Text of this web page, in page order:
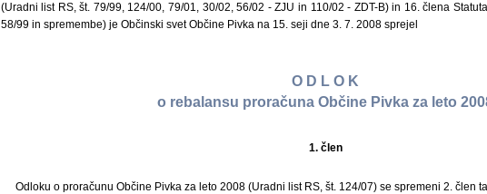
(Uradni list RS, št. 79/99, 124/00, 79/01, 30/02, 56/02 - ZJU in 110/02 - ZDT-B) in 16. člena
58/99 in spremembe) je Občinski svet Občine Pivka na 15. seji dne 3. 7. 2008 sprejel
O D L O K
o rebalansu proračuna Občine Pivka za leto
1. člen
Odloku o proračunu Občine Pivka za leto 2008 (Uradni list RS, št. 124/07) se spremeni 2. člen